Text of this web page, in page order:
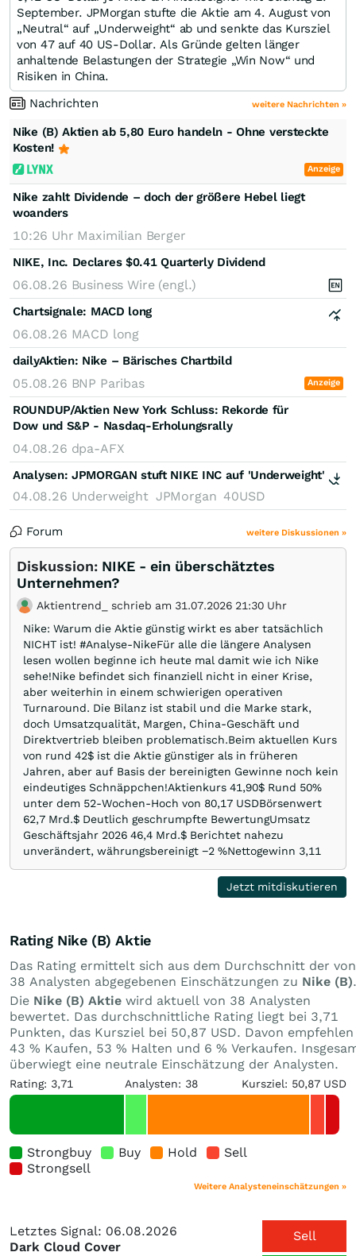
September. JPMorgan stufte die Aktie am 4. August von
„Neutral“ auf „Underweight“ ab und senkte das Kursziel
von 47 auf 40 US-Dollar. Als Gründe gelten länger
anhaltende Belastungen der Strategie „Win Now“ und
Risiken in China.
Nachrichten
weitere Nachrichten »
Nike (B) Aktien ab 5,80 Euro handeln - Ohne versteckte
Kosten!
Anzeige
Nike zahlt Dividende – doch der größere Hebel liegt
woanders
10:26 Uhr Maximilian Berger
NIKE, Inc. Declares $0.41 Quarterly Dividend
06.08.26 Business Wire (engl.)
Chartsignale: MACD long
06.08.26 MACD long
dailyAktien: Nike – Bärisches Chartbild
05.08.26 BNP Paribas Anzeige
ROUNDUP/Aktien New York Schluss: Rekorde für
Dow und S&P - Nasdaq-Erholungsrally
04.08.26 dpa-AFX
Analysen: JPMORGAN stuft NIKE INC auf 'Underweight'
04.08.26 Underweight JPMorgan 40USD
Forum weitere Diskussionen »
Diskussion: NIKE - ein überschätztes
Unternehmen?
Aktientrend_ schrieb am 31.07.2026 21:30 Uhr
Nike: Warum die Aktie günstig wirkt es aber tatsächlich
NICHT ist! #Analyse-NikeFür alle die längere Analysen
lesen wollen beginne ich heute mal damit wie ich Nike
sehe!Nike befindet sich finanziell nicht in einer Krise,
aber weiterhin in einem schwierigen operativen
Turnaround. Die Bilanz ist stabil und die Marke stark,
doch Umsatzqualität, Margen, China-Geschäft und
Direktvertrieb bleiben problematisch.Beim aktuellen Kurs
von rund 42$ ist die Aktie günstiger als in früheren
Jahren, aber auf Basis der bereinigten Gewinne noch kein
eindeutiges Schnäppchen!Aktienkurs 41,90$ Rund 50%
unter dem 52-Wochen-Hoch von 80,17 USDBörsenwert
62,7 Mrd.$ Deutlich geschrumpfte BewertungUmsatz
Geschäftsjahr 2026 46,4 Mrd.$ Berichtet nahezu
unverändert, währungsbereinigt −2 %Nettogewinn 3,11
Mrd.$ -3 %Gewinn je Aktie 2,10 $ Enthält einen großen
EinmaleffektDividende je Aktie 1,63$ - Aktuelle Rendite
rund 4%Analystenkursziel 53,74$ Etwa 30% über dem
Analystenkonsens lautet derzeit überwiegend „Halten“: 14
positiven Empfehlungen stehen …
Jetzt mitdiskutieren
Rating Nike (B) Aktie
Das Rating ermittelt sich aus dem Durchschnitt der von
38 Analysten abgegebenen Einschätzungen zu Nike (B).
Die Nike (B) Aktie wird aktuell von 38 Analysten
bewertet. Das durchschnittliche Rating liegt bei 3,71
Punkten, das Kursziel bei 50,87 USD. Davon empfehlen
43 % Kaufen, 53 % Halten und 6 % Verkaufen.
überwiegt eine neutrale Einschätzung der Analysten.
Rating: 3,71 Analysten: 38 Kursziel: 50,87 USD
Strongbuy Buy Hold
Sell
Strongsell
Weitere Analysteneinschätzungen »
Letztes Signal: 06.08.2026
Dark Cloud Cover
Sell